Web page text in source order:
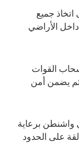
اتخاذ جميع
داخل الأراضي
القوات
يضمن أمن
لبنان وإسرائيل اتفاقًا إطاريًا من 14 بندًا في واشنطن برعاية
على الحدود